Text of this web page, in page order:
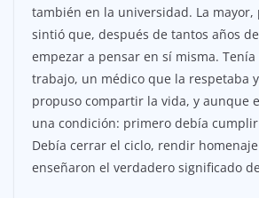
también en la universidad. La mayor,
sintió que, después de tantos años
empezar a pensar en sí misma.
trabajo, un médico que la respetaba
propuso compartir la vida, y aunque
una condición: primero debía
Debía cerrar el ciclo, rendir
enseñaron el verdadero significado